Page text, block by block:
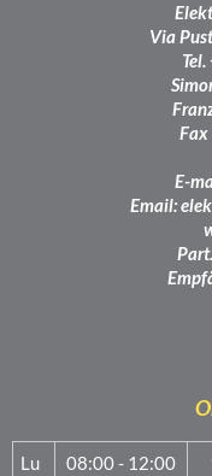
Via
E-
Email:
Lu 08:00 - 12:00